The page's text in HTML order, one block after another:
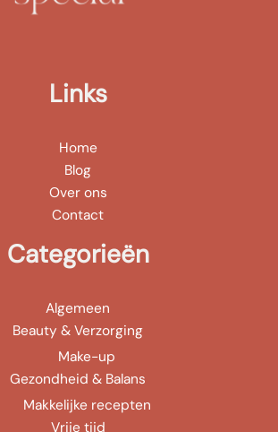
Links
Home
Blog
Over ons
Contact
Categorieën
Algemeen
Beauty & Verzorging
Make-up
Gezondheid & Balans
Makkelijke recepten
Vrije tijd